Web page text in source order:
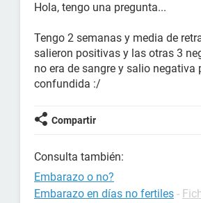
Hola, tengo una pregunta...
Tengo 2 semanas y media de
salieron positivas y las otras 3
no era de sangre y salio negativa
confundida :/
Compartir
Consulta también:
Embarazo o no?
Embarazo en días no fertiles -